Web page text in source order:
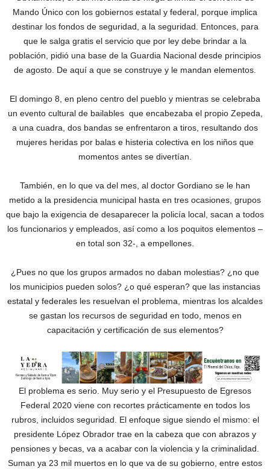
Mando Único con los gobiernos estatal y federal, porque implica
destinar los fondos de seguridad, a la seguridad. Entonces, para
que le salga gratis el servicio que por ley debe brindar a la
población, pidió una base de la Guardia Nacional desde principios
de agosto. De aquí a que se construye y le mandan elementos.
El domingo 8, en pleno centro del pueblo y mientras se celebraba
un evento cultural de bailables que encabezaba el propio Zepeda,
a una cuadra, dos bandas se enfrentaron a tiros, resultando dos
mujeres heridas por balas e histeria colectiva en los niños que
momentos antes se divertían.
También, en lo que va del mes, al doctor Gordiano se le han
metido a la presidencia municipal hasta en tres ocasiones, grupos
que bajo la exigencia de desaparecer la policía local, sacan a todos
los funcionarios y empleados, así como a los poquitos elementos –
en total son 32-, a empellones.
¿Pues no que los grupos armados no daban molestias? ¿no que
los municipios pueden solos? ¿o qué esperan? que las instancias
estatal y federales les resuelvan el problema, mientras los alcaldes
se gastan los recursos de seguridad en todo, menos en
capacitación y certificación de sus elementos?
El problema es serio. Muy serio y el Presupuesto de Egresos
Federal 2020 viene con recortes prácticamente en todos los
rubros, incluidos seguridad. El enfoque sigue siendo el mismo: el
presidente López Obrador trae en la cabeza que con abrazos y
pensiones y becas, va a acabar con la violencia y la criminalidad.
Suman ya 23 mil muertos en lo que va de su gobierno, entre estos